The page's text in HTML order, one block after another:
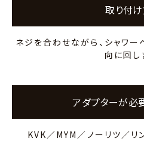
取り付
ネジを合わせながら、シャワー
向に回し
アダプターが必
KVK／MYM／ノーリツ／リ